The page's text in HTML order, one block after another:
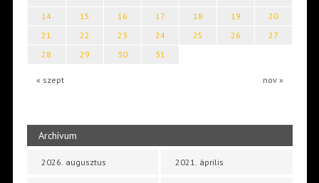
« szept nov »
14
15 16 17 18 19
20
21
22 23 24 25 26
27
28
29 30 31
Archívum
2026. augusztus 2021. április